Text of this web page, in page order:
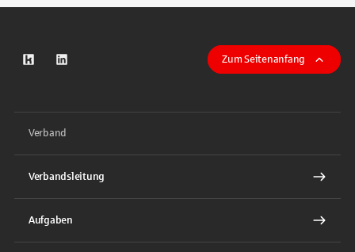
zum Kununu-Profil
zum LinkeIn-Profil
Zum Seitenanfang
Verband
Verbandsleitung
Aufgaben